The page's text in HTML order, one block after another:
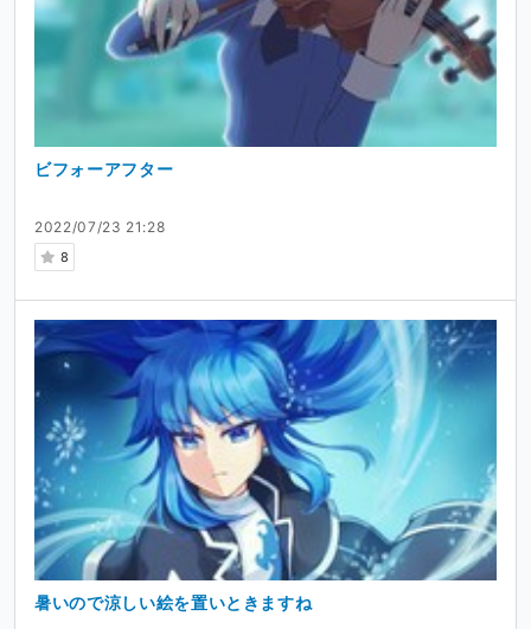
2022/07/23 21:28
8
ビフォーアフター
暑いので涼しい絵を置いときますね